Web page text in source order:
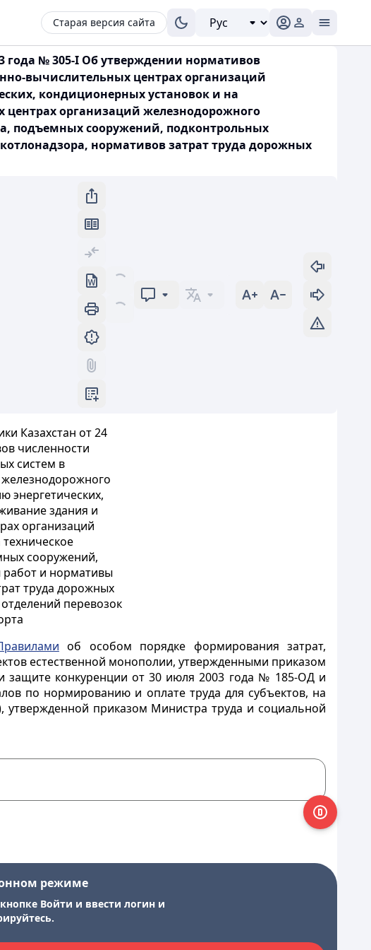
Старая версия сайта
года № 305-I Об утверждении нормативов
вычислительных центрах организаций
кондиционерных установок и на
организаций железнодорожного
подъемных сооружений, подконтрольных
нормативов затрат труда дорожных
Казахстан от 24
численности
систем в
энергетических,
здания и
организаций
сооружений,
работ и нормативы
труда дорожных
перевозок
об особом порядке формирования затрат,
естественной монополии, утвержденными приказом
защите конкуренции от 30 июля 2003 года № 185-ОД и
по нормированию и оплате труда для субъектов, на
утвержденной приказом Министра труда и социальной
режиме
Войти и ввести логин и